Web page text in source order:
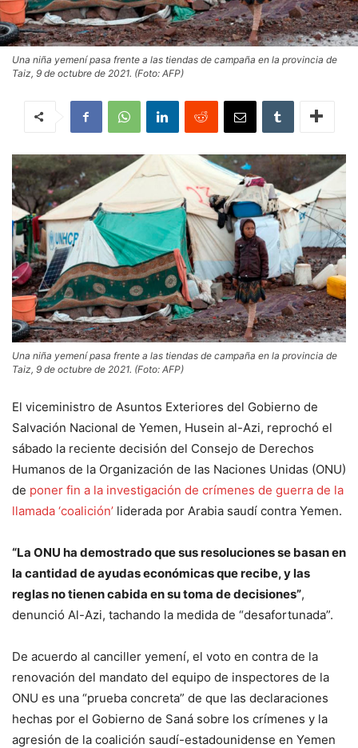
Una niña yemení pasa frente a las tiendas de campaña en la provincia de
Taiz, 9 de octubre de 2021. (Foto: AFP)
Una niña yemení pasa frente a las tiendas de campaña en la provincia de
Taiz, 9 de octubre de 2021. (Foto: AFP)
El viceministro de Asuntos Exteriores del Gobierno de
Salvación Nacional de Yemen, Husein al-Azi, reprochó el
sábado la reciente decisión del Consejo de Derechos
Humanos de la Organización de las Naciones Unidas (ONU)
de poner fin a la investigación de crímenes de guerra de la
llamada ‘coalición’ liderada por Arabia saudí contra Yemen.
“La ONU ha demostrado que sus resoluciones se basan en
la cantidad de ayudas económicas que recibe, y las
reglas no tienen cabida en su toma de decisiones”,
denunció Al-Azi, tachando la medida de “desafortunada”.
De acuerdo al canciller yemení, el voto en contra de la
renovación del mandato del equipo de inspectores de la
ONU es una “prueba concreta” de que las declaraciones
hechas por el Gobierno de Saná sobre los crímenes y la
agresión de la coalición saudí-estadounidense en Yemen